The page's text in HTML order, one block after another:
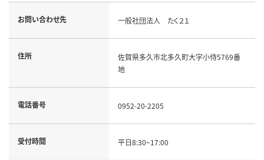
お問い合わせ先 一般社団法人 たく２１
住所
佐賀県多久市北多久町大字小侍5769番
地
電話番号 0952-20-2205
受付時間 平日8:30~17:00